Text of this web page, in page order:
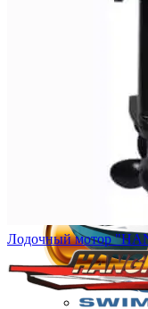
Лодочный мотор